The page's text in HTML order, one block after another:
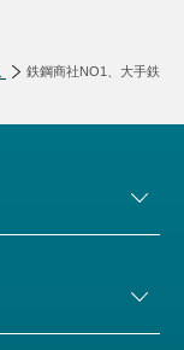
鉄鋼商社NO1、大手鉄